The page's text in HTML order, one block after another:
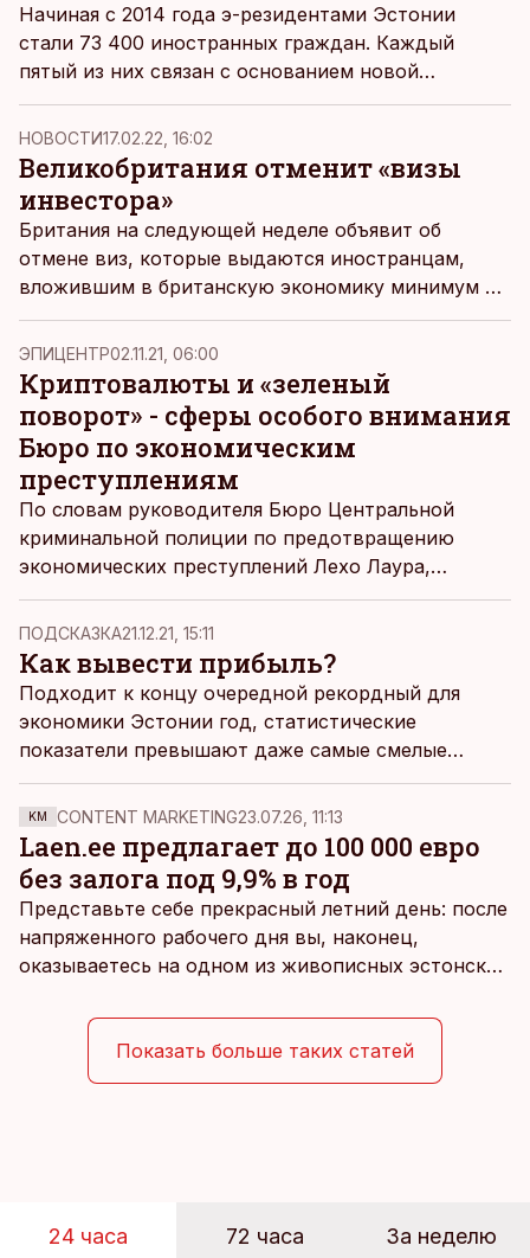
Начиная с 2014 года э-резидентами Эстонии
стали 73 400 иностранных граждан. Каждый
пятый из них связан с основанием новой
компании, всего э-резиденты зарегистрировали в
Эстонии более 14 200 предприятий, сообщает
Департамент статистики.
НОВОСТИ17.02.22, 16:02
Великобритания отменит «визы
инвестора»
Британия на следующей неделе объявит об
отмене виз, которые выдаются иностранцам,
вложившим в британскую экономику минимум 2
млн фунтов, сообщаетРусская служба «Би-би-си».
ЭПИЦЕНТР02.11.21, 06:00
Криптовалюты и «зеленый
поворот» - сферы особого внимания
Бюро по экономическим
преступлениям
По словам руководителя Бюро Центральной
криминальной полиции по предотвращению
экономических преступлений Лехо Лаура,
сегодня его подчиненные уделяют самое
пристальное внимание деятельности
криптовалютных платформ, а также
учреждениям, занимающимся распределением
многомиллионных субсидий «зеленого поворота».
ПОДСКАЗКА21.12.21, 15:11
Как вывести прибыль?
Подходит к концу очередной рекордный для
экономики Эстонии год, статистические
показатели превышают даже самые смелые
прогнозы. С учетом всех предпосылок,
реинвестирование на некоторое время станет
слишком дорогим, так что появляется
возможность вывести прибыль. Как это сделать?
KM CONTENT MARKETING23.07.26, 11:13
Laen.ee предлагает до 100 000 евро
без залога под 9,9% в год
Представьте себе прекрасный летний день: после
напряженного рабочего дня вы, наконец,
оказываетесь на одном из живописных эстонских
достигает 18 градусов, но вы как закаленный
предприниматель знаете, что смелость города
берет, и без долгих раздумий бросаетесь в воду.
Показать больше таких статей
24 часа 72 часа За неделю